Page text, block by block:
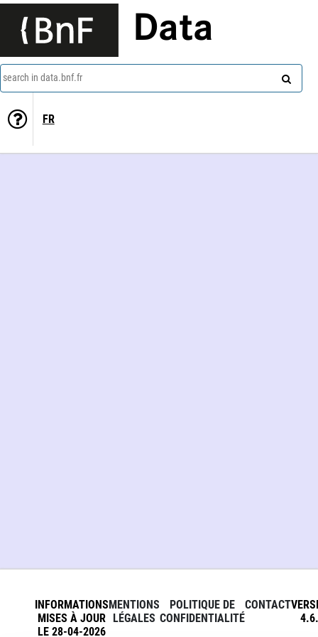
Data
search in data.bnf.fr
FR
INFORMATIONS
MISES À JOUR
LE 28-04-2026
MENTIONS
LÉGALES
POLITIQUE DE
CONFIDENTIALITÉ
CONTACT